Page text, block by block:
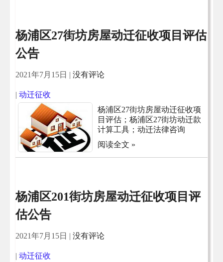
杨浦区27街坊房屋动迁征收项目评估
公告
2021年7月15日 | 没有评论
| 动迁征收
杨浦区27街坊房屋动迁征收项
目评估；杨浦区27街坊动迁款
计算工具；动迁法律咨询
阅读全文 »
杨浦区201街坊房屋动迁征收项目评
估公告
2021年7月15日 | 没有评论
| 动迁征收